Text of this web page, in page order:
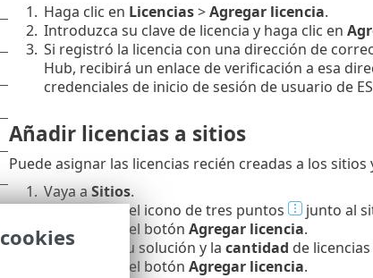
1. Haga clic en Licencias>Agregar licencia.
2. Introduzca su clave de licencia y haga clic en
3. Si registró la licencia con una dirección de
Hub, recibirá un enlace de verificación a esa
credenciales de inicio de sesión de usuario de
Añadir licencias a sitios
Puede asignar las licencias recién creadas a los
1. Vaya aSitios.
2. Haga clic en el icono de tres puntos junto al
3. Haga clic en el botón Agregar licencia.
4. Seleccione su solución y la cantidad de
Haga clic en el botón Agregar licencia.